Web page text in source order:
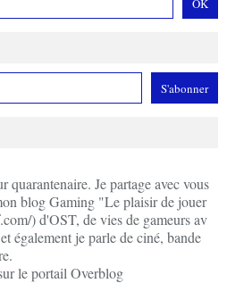
quarantenaire. Je partage avec vous
blog Gaming "Le plaisir de jouer
) d'OST, de vies de gameurs av
également je parle de ciné, bande
le portail Overblog